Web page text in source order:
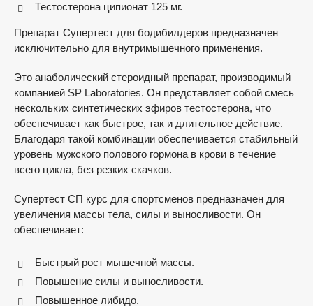
Тестостерона ципионат 125 мг.
Препарат Супертест для бодибилдеров предназначен
исключительно для внутримышечного применения.
Это анаболический стероидный препарат, производимый
компанией SP Laboratories. Он представляет собой смесь
нескольких синтетических эфиров тестостерона, что
обеспечивает как быстрое, так и длительное действие.
Благодаря такой комбинации обеспечивается стабильный
уровень мужского полового гормона в крови в течение
всего цикла, без резких скачков.
Супертест СП курс для спортсменов предназначен для
увеличения массы тела, силы и выносливости. Он
обеспечивает:
Быстрый рост мышечной массы.
Повышение силы и выносливости.
Повышенное либидо.